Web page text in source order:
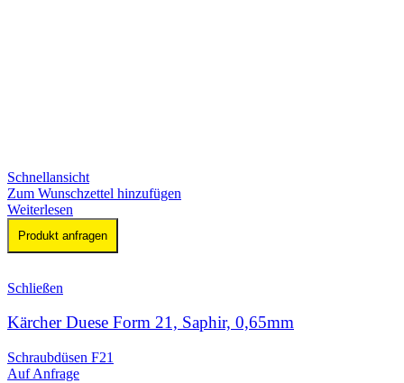
Schnellansicht
Zum Wunschzettel hinzufügen
Weiterlesen
Produkt anfragen
Schließen
Kärcher Duese Form 21, Saphir, 0,65mm
Schraubdüsen F21
Auf Anfrage